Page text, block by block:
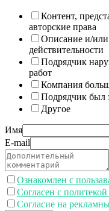
Контент,
авторские права
Описание и/или
действительности
Подрядчик
работ
Компания
Подрядчик был
Другое
Имя
E-mail
Ознакомлен с
Согласен с
Согласие на